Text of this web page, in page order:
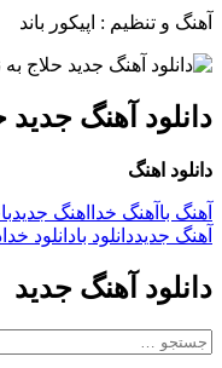
آهنگ و تنظیم : اپیکور باند
دانلود آهنگ جدید
دانلود اهنگ
آهنگ با آهنگ خدا اهنگ جدیدبا
آهنگ جدیددانلود بادانلود خدا
دانلود آهنگ جدید
جستجو